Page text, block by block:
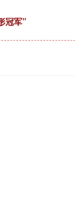
冠军”